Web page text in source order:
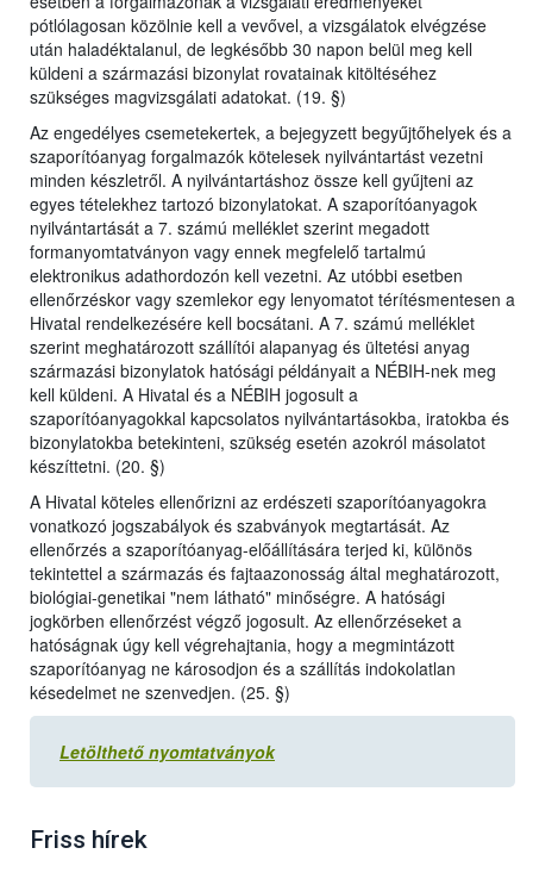
pótlólagosan közölnie kell a vevővel, a vizsgálatok elvégzése
után haladéktalanul, de legkésőbb 30 napon belül meg kell
küldeni a származási bizonylat rovatainak kitöltéséhez
szükséges magvizsgálati adatokat. (19. §)
Az engedélyes csemetekertek, a bejegyzett begyűjtőhelyek és a
szaporítóanyag forgalmazók kötelesek nyilvántartást vezetni
minden készletről. A nyilvántartáshoz össze kell gyűjteni az
egyes tételekhez tartozó bizonylatokat. A szaporítóanyagok
nyilvántartását a 7. számú melléklet szerint megadott
formanyomtatványon vagy ennek megfelelő tartalmú
elektronikus adathordozón kell vezetni. Az utóbbi esetben
ellenőrzéskor vagy szemlekor egy lenyomatot térítésmentesen a
Hivatal rendelkezésére kell bocsátani. A 7. számú melléklet
szerint meghatározott szállítói alapanyag és ültetési anyag
származási bizonylatok hatósági példányait a NÉBIH-nek meg
kell küldeni. A Hivatal és a NÉBIH jogosult a
szaporítóanyagokkal kapcsolatos nyilvántartásokba, iratokba és
bizonylatokba betekinteni, szükség esetén azokról másolatot
készíttetni. (20. §)
A Hivatal köteles ellenőrizni az erdészeti szaporítóanyagokra
vonatkozó jogszabályok és szabványok megtartását. Az
ellenőrzés a szaporítóanyag-előállítására terjed ki, különös
tekintettel a származás és fajtaazonosság által meghatározott,
biológiai-genetikai "nem látható" minőségre. A hatósági
jogkörben ellenőrzést végző jogosult. Az ellenőrzéseket a
hatóságnak úgy kell végrehajtania, hogy a megmintázott
szaporítóanyag ne károsodjon és a szállítás indokolatlan
késedelmet ne szenvedjen. (25. §)
Letölthető nyomtatványok
Friss hírek